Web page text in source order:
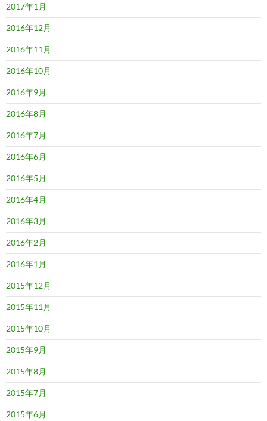
2017年1月
2016年12月
2016年11月
2016年10月
2016年9月
2016年8月
2016年7月
2016年6月
2016年5月
2016年4月
2016年3月
2016年2月
2016年1月
2015年12月
2015年11月
2015年10月
2015年9月
2015年8月
2015年7月
2015年6月